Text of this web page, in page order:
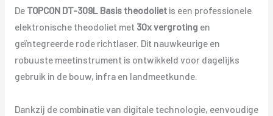
De TOPCON DT-309L Basis theodolietis een professionele
elektronische theodoliet met 30x vergroting en
geïntegreerde rode richtlaser. Dit nauwkeurige en
robuuste meetinstrument is ontwikkeld voor dagelijks
gebruik in de bouw, infra en landmeetkunde.
Dankzij de combinatie van digitale technologie, eenvoudige